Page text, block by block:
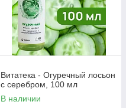
Витатека - Огуречный лосьон
с серебром, 100 мл
В наличии